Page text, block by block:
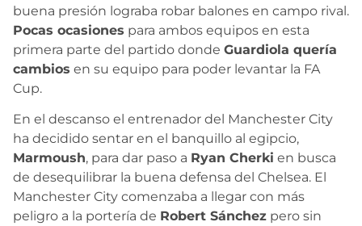
buena presión lograba robar balones en campo rival.
Pocas ocasiones para ambos equipos en esta
primera parte del partido donde Guardiola quería
cambios en su equipo para poder levantar la FA
Cup.
En el descanso el entrenador del Manchester City
ha decidido sentar en el banquillo al egipcio,
Marmoush, para dar paso a Ryan Cherki en busca
de desequilibrar la buena defensa del Chelsea. El
Manchester City comenzaba a llegar con más
peligro a la portería de Robert Sánchez pero sin